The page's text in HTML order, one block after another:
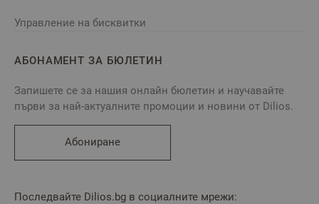
Управление на бисквитки
АБОНАМЕНТ ЗА БЮЛЕТИН
Запишете се за нашия онлайн бюлетин и научавайте
първи за най-актуалните промоции и новини от Dilios.
Абониране
Последвайте Dilios.bg в социалните мрежи: